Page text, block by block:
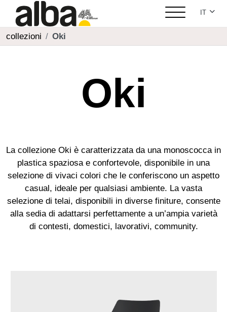
IT
collezioni Oki
Oki
La collezione Oki è caratterizzata da una monoscocca in
plastica spaziosa e confortevole, disponibile in una
selezione di vivaci colori che le conferiscono un aspetto
casual, ideale per qualsiasi ambiente. La vasta
selezione di telai, disponibili in diverse finiture, consente
alla sedia di adattarsi perfettamente a un’ampia varietà
di contesti, domestici, lavorativi, community.